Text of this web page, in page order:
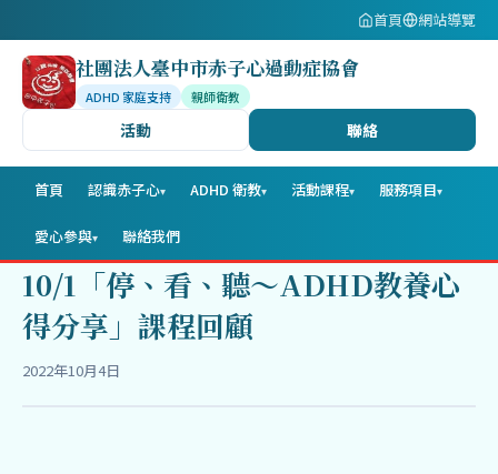
首頁 網站導覽
社團法人臺中市赤子心過動症協會
ADHD 家庭支持 親師衛教
活動 聯絡
首頁 認識赤子心▾ ADHD 衛教▾ 活動課程▾ 服務項目▾
愛心參與▾ 聯絡我們
10/1「停、看、聽～ADHD教養心
得分享」課程回顧
2022年10月4日